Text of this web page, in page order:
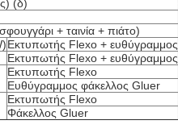
(δ)
+ ταινία + πιάτο)
Εκτυπωτής Flexo + ευθύγραμμος
Εκτυπωτής Flexo + ευθύγραμμος
Εκτυπωτής Flexo
Ευθύγραμμος φάκελλος Gluer
Εκτυπωτής Flexo
Φάκελλος Gluer